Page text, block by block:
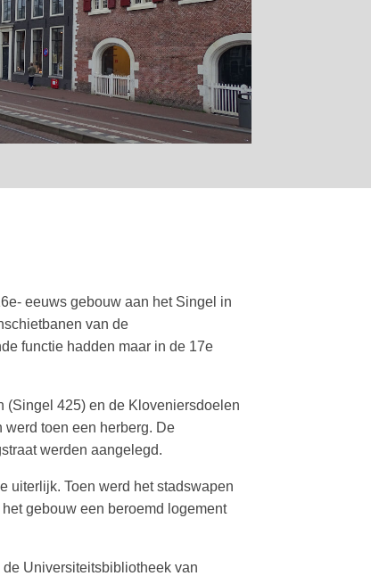
eeuws gebouw aan het Singel in
van de
functie hadden maar in de 17e
(Singel 425) en de Kloveniers­doelen
werd toen een herberg. De
werden aangelegd.
uiterlijk. Toen werd het stadswapen
gebouw een beroemd logement
Universiteitsbibliotheek van